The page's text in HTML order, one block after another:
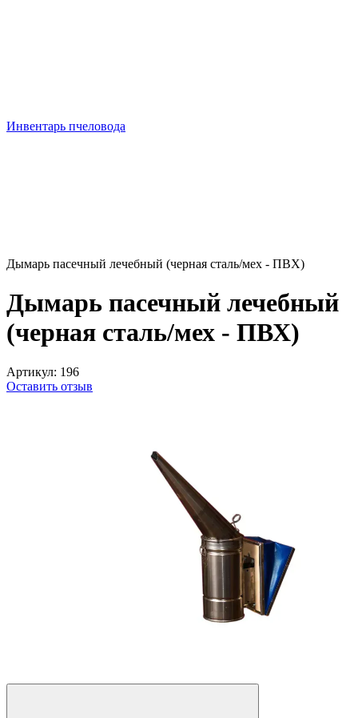
Инвентарь пчеловода
Дымарь пасечный лечебный (черная сталь/мех - ПВХ)
Дымарь пасечный лечебный
(черная сталь/мех - ПВХ)
Артикул: 196
Оставить отзыв